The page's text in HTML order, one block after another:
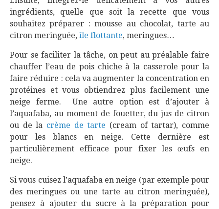
ingrédients, quelle que soit la recette que vous
souhaitez préparer : mousse au chocolat, tarte au
citron meringuée, île flottante, meringues…
Pour se faciliter la tâche, on peut au préalable faire
chauffer l’eau de pois chiche à la casserole pour la
faire réduire : cela va augmenter la concentration en
protéines et vous obtiendrez plus facilement une
neige ferme. Une autre option est d’ajouter à
l’aquafaba, au moment de fouetter, du jus de citron
ou de la crème de tarte (cream of tartar), comme
pour les blancs en neige. Cette dernière est
particulièrement efficace pour fixer les œufs en
neige.
Si vous cuisez l’aquafaba en neige (par exemple pour
des meringues ou une tarte au citron meringuée),
pensez à ajouter du sucre à la préparation pour